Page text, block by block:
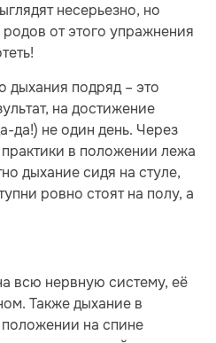
несерьезно, но
от этого упражнения
дыхания подряд – это
на достижение
да!) не один день. Через
в положении лежа
дыхание сидя на стуле,
ровно стоят на полу, а
всю нервную систему, её
Также дыхание в
на спине